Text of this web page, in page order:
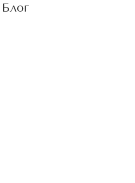
Блог